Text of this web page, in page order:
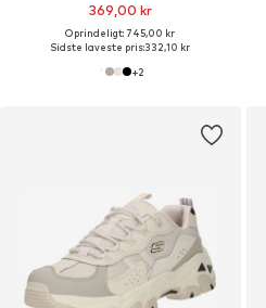
369,00 kr
Oprindeligt: 745,00 kr
Sidste laveste pris:332,10 kr
+2